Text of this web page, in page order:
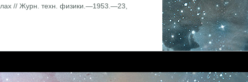
// Журн. техн. физики.—1953.—23,